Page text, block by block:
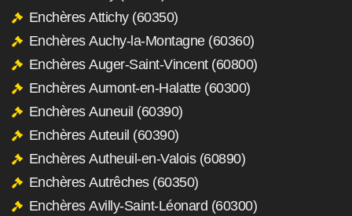
Enchères Attichy (60350)
Enchères Auchy-la-Montagne (60360)
Enchères Auger-Saint-Vincent (60800)
Enchères Aumont-en-Halatte (60300)
Enchères Auneuil (60390)
Enchères Auteuil (60390)
Enchères Autheuil-en-Valois (60890)
Enchères Autrêches (60350)
Enchères Avilly-Saint-Léonard (60300)